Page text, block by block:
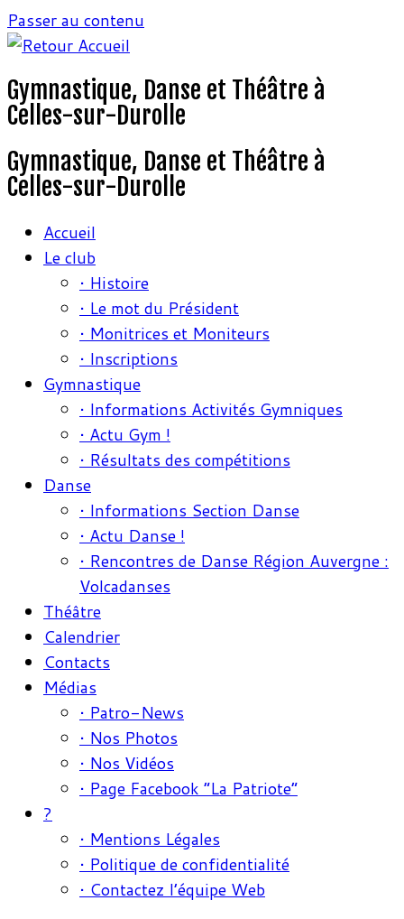
Passer au contenu
Gymnastique, Danse et Théâtre à
Celles-sur-Durolle
Gymnastique, Danse et Théâtre à
Celles-sur-Durolle
Accueil
Le club
• Histoire
• Le mot du Président
• Monitrices et Moniteurs
• Inscriptions
Gymnastique
• Informations Activités Gymniques
• Actu Gym !
• Résultats des compétitions
Danse
• Informations Section Danse
• Actu Danse !
• Rencontres de Danse Région Auvergne :
Volcadanses
Théâtre
Calendrier
Contacts
Médias
• Patro-News
• Nos Photos
• Nos Vidéos
• Page Facebook “La Patriote”
?
• Mentions Légales
• Politique de confidentialité
• Contactez l’équipe Web